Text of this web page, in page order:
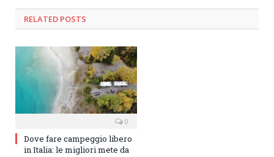
RELATED POSTS
0
Dove fare campeggio libero
in Italia: le migliori mete da